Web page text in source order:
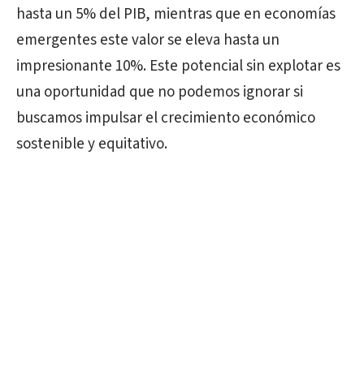
hasta un 5% del PIB, mientras que en economías
emergentes este valor se eleva hasta un
impresionante 10%. Este potencial sin explotar es
una oportunidad que no podemos ignorar si
buscamos impulsar el crecimiento económico
sostenible y equitativo.